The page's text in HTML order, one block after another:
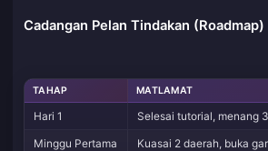
Cadangan Pelan Tindakan (Roadmap)
TAHAP MATLAMAT
Hari 1
Selesai tutorial, menang
Minggu Pertama
Kuasai 2 daerah, buka